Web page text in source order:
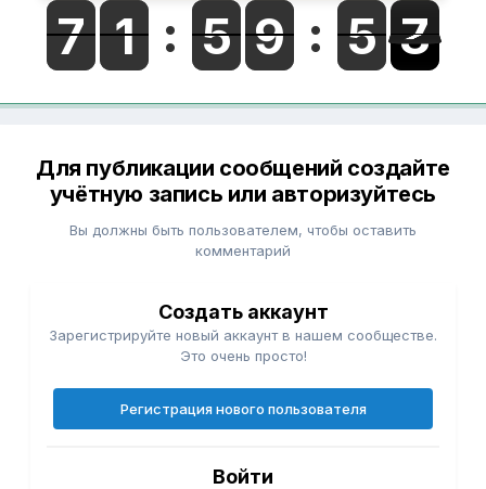
Для публикации сообщений создайте
учётную запись или авторизуйтесь
Вы должны быть пользователем, чтобы оставить
комментарий
Создать аккаунт
Зарегистрируйте новый аккаунт в нашем сообществе.
Это очень просто!
Регистрация нового пользователя
Войти